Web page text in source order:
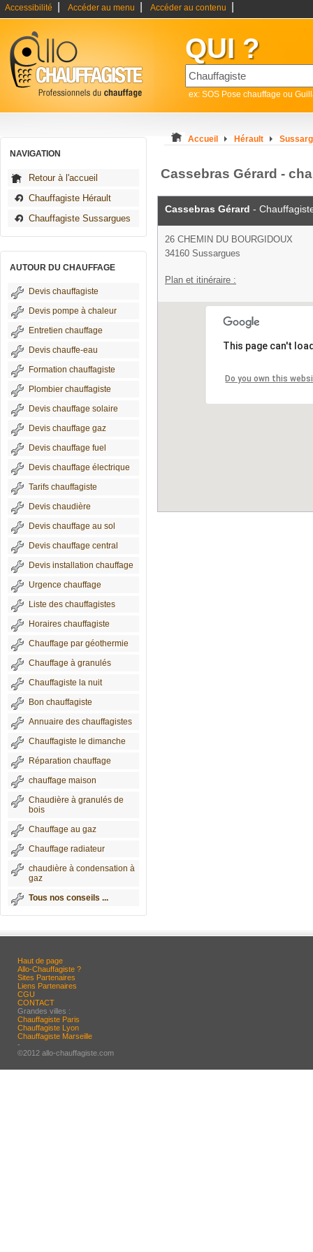
Accessibilité Accéder au menu Accéder au contenu
QUI ?
ex: SOS Pose chauffage ou
NAVIGATION
Retour à l'accueil
Chauffagiste Hérault
Chauffagiste Sussargues
AUTOUR DU CHAUFFAGE
Devis chauffagiste
Devis pompe à chaleur
Entretien chauffage
Devis chauffe-eau
Formation chauffagiste
Plombier chauffagiste
Devis chauffage solaire
Devis chauffage gaz
Devis chauffage fuel
Devis chauffage électrique
Tarifs chauffagiste
Devis chaudière
Devis chauffage au sol
Devis chauffage central
Devis installation chauffage
Urgence chauffage
Liste des chauffagistes
Horaires chauffagiste
Chauffage par géothermie
Chauffage à granulés
Chauffagiste la nuit
Bon chauffagiste
Annuaire des chauffagistes
Chauffagiste le dimanche
Réparation chauffage
chauffage maison
Chaudière à granulés de
bois
Chauffage au gaz
Chauffage radiateur
chaudière à condensation à
gaz
Tous nos conseils ...
Accueil Hérault
Cassebras Gérard -
Cassebras Gérard -
26 CHEMIN DU BOURGIDOUX
34160 Sussargues
Plan et itinéraire :
This page can't
Do you own this
Haut de page
Allo-Chauffagiste ?
Sites Partenaires
Liens Partenaires
CGU
CONTACT
Grandes villes :
Chauffagiste Paris
Chauffagiste Lyon
Chauffagiste Marseille
-
©2012 allo-chauffagiste.com